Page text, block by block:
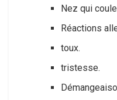
Nez qui
Réactions
toux.
tristesse.